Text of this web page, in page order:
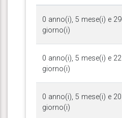
0 anno(i), 5 mese(i) e 29
giorno(i)
0 anno(i), 5 mese(i) e 22
giorno(i)
0 anno(i), 5 mese(i) e 20
giorno(i)